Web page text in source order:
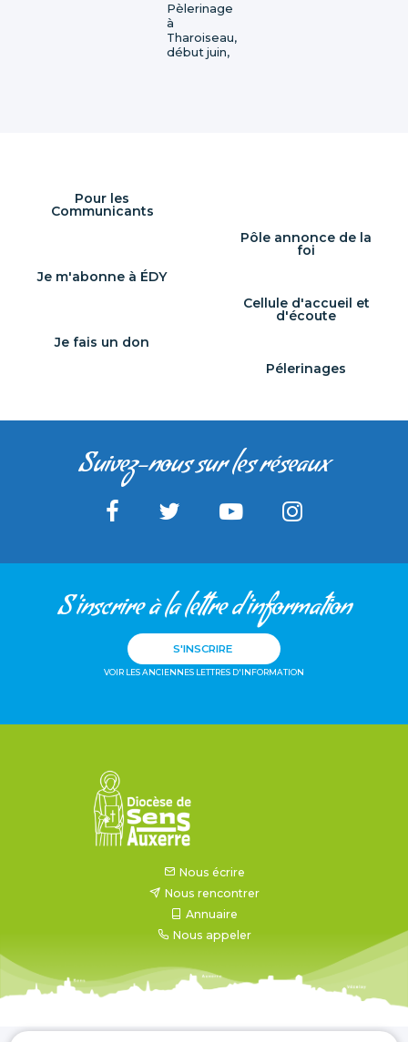
Pèlerinage
à
Tharoiseau,
début juin,
Pour les
Communicants
Pôle annonce de la
foi
Je m'abonne à ÉDY
Cellule d'accueil et
d'écoute
Je fais un don
Pélerinages
Suivez-nous sur les réseaux
S'inscrire à la lettre d'information
S'INSCRIRE
VOIR LES ANCIENNES LETTRES D'INFORMATION
Nous écrire
Nous rencontrer
Annuaire
Nous appeler